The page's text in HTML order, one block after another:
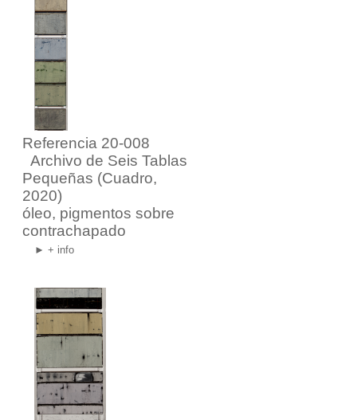
Referencia 20-008
Archivo de Seis Tablas
Pequeñas (Cuadro,
2020)
óleo, pigmentos sobre
contrachapado
► + info